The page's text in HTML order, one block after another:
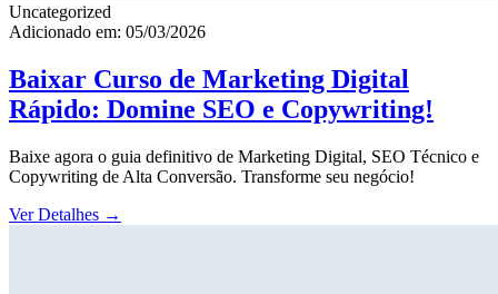
Uncategorized
Adicionado em: 05/03/2026
Baixar Curso de Marketing Digital
Rápido: Domine SEO e Copywriting!
Baixe agora o guia definitivo de Marketing Digital, SEO Técnico e
Copywriting de Alta Conversão. Transforme seu negócio!
Ver Detalhes →